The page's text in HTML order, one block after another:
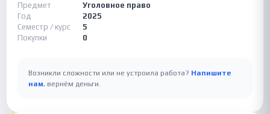
Предмет
Уголовное право
Год
2025
Семестр / курс
5
Покупки
0
Возникли сложности или не устроила работа? Напишите
нам, вернём деньги.